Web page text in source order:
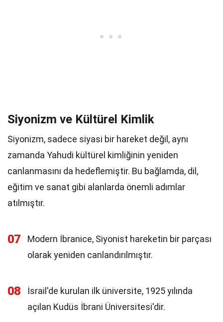
Siyonizm ve Kültürel Kimlik
Siyonizm, sadece siyasi bir hareket değil, aynı
zamanda Yahudi kültürel kimliğinin yeniden
canlanmasını da hedeflemiştir. Bu bağlamda, dil,
eğitim ve sanat gibi alanlarda önemli adımlar
atılmıştır.
07
Modern İbranice, Siyonist hareketin bir parçası
olarak yeniden canlandırılmıştır.
08
İsrail'de kurulan ilk üniversite, 1925 yılında
açılan Kudüs İbrani Üniversitesi'dir.